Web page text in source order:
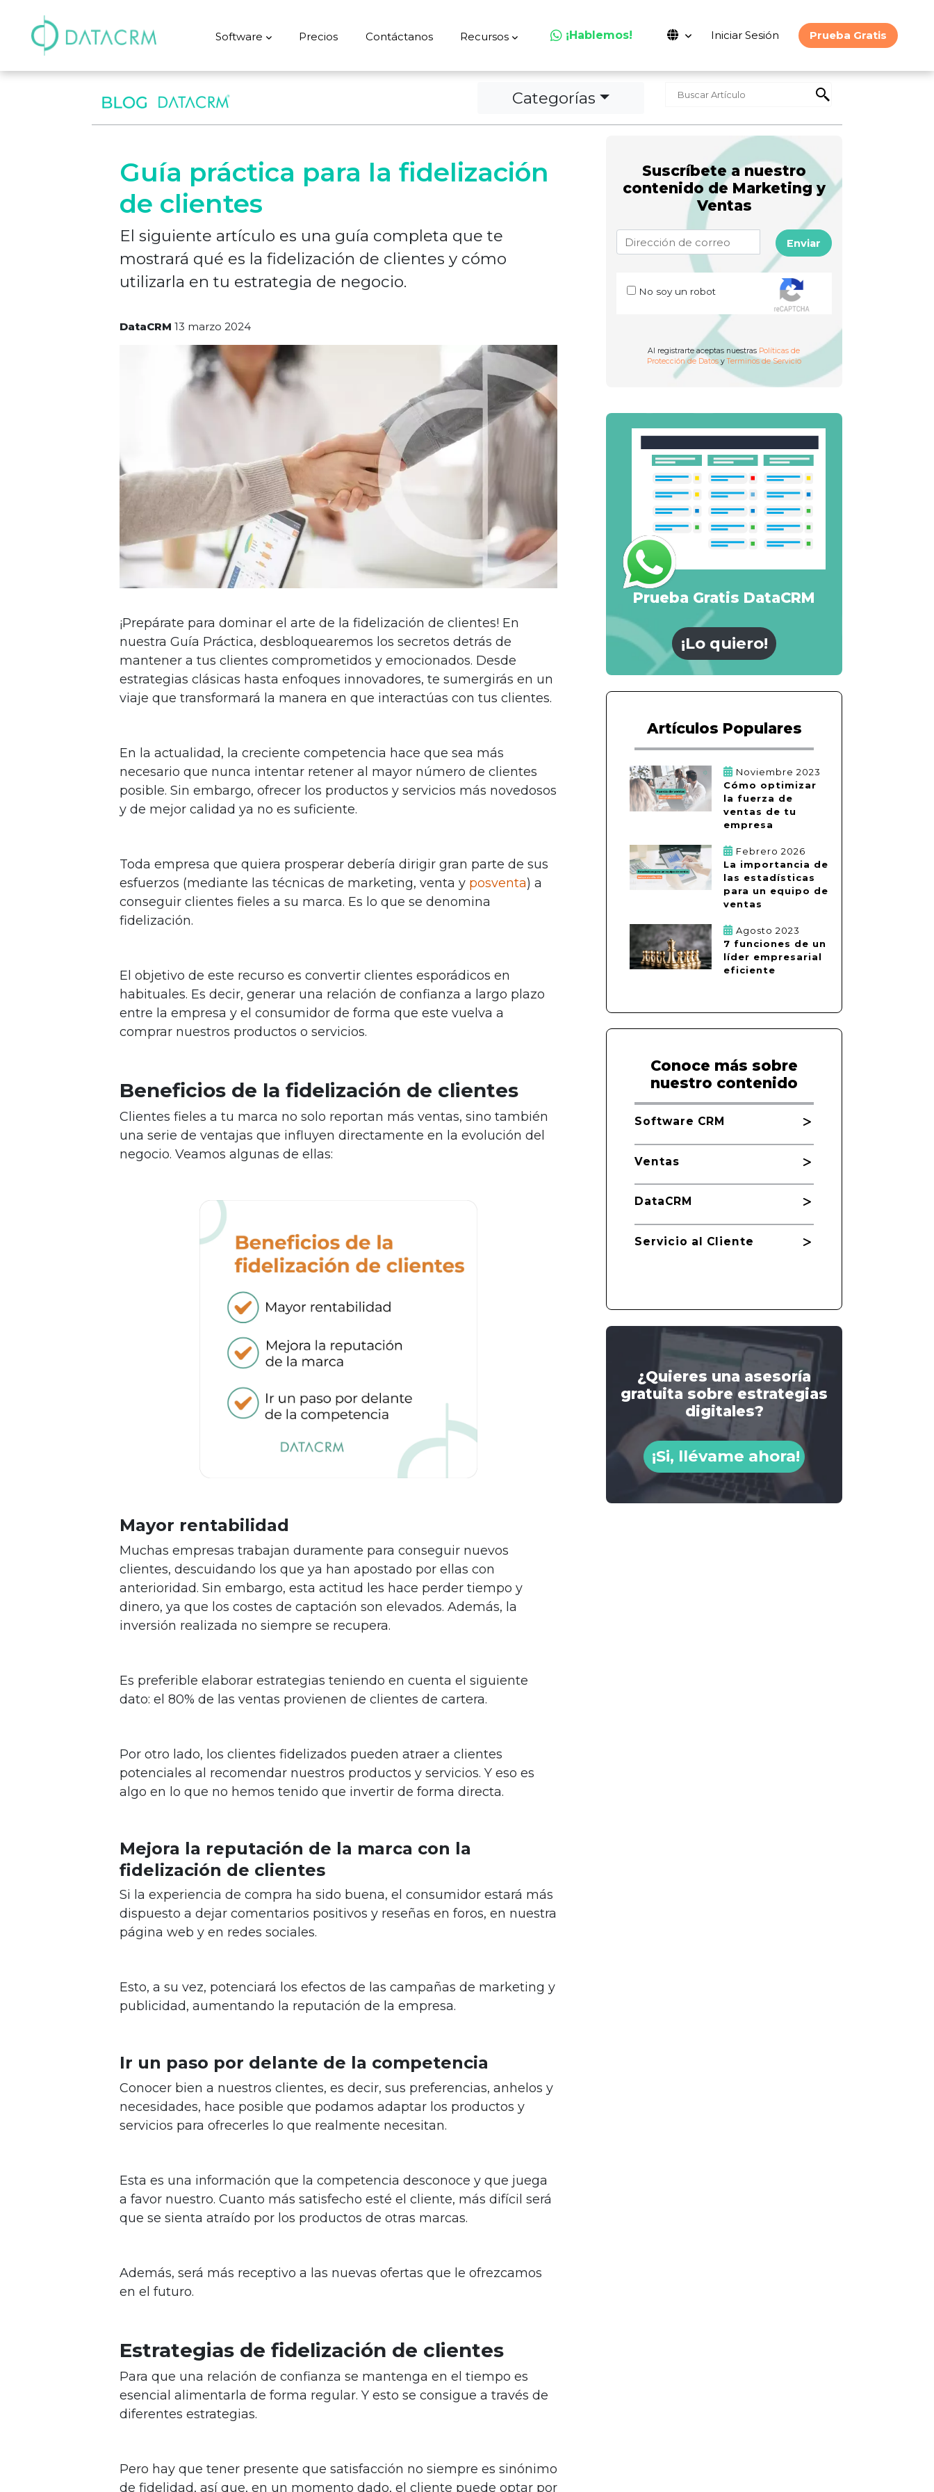
Software Precios Contáctanos Recursos ¡Hablemos! Iniciar Sesión Prueba Gratis
Categorías
Guía práctica para la fidelización
de clientes
El siguiente artículo es una guía completa que te
mostrará qué es la fidelización de clientes y cómo
utilizarla en tu estrategia de negocio.
DataCRM 13 marzo 2024
¡Prepárate para dominar el arte de la fidelización de clientes! En
nuestra Guía Práctica, desbloquearemos los secretos detrás de
mantener a tus clientes comprometidos y emocionados. Desde
estrategias clásicas hasta enfoques innovadores, te sumergirás en un
viaje que transformará la manera en que interactúas con tus clientes.
En la actualidad, la creciente competencia hace que sea más
necesario que nunca intentar retener al mayor número de clientes
posible. Sin embargo, ofrecer los productos y servicios más novedosos
y de mejor calidad ya no es suficiente.
Toda empresa que quiera prosperar debería dirigir gran parte de sus
esfuerzos (mediante las técnicas de marketing, venta y posventa) a
conseguir clientes fieles a su marca. Es lo que se denomina
fidelización.
El objetivo de este recurso es convertir clientes esporádicos en
habituales. Es decir, generar una relación de confianza a largo plazo
entre la empresa y el consumidor de forma que este vuelva a
comprar nuestros productos o servicios.
Beneficios de la fidelización de clientes
Clientes fieles a tu marca no solo reportan más ventas, sino también
una serie de ventajas que influyen directamente en la evolución del
negocio. Veamos algunas de ellas:
Mayor rentabilidad
Muchas empresas trabajan duramente para conseguir nuevos
clientes, descuidando los que ya han apostado por ellas con
anterioridad. Sin embargo, esta actitud les hace perder tiempo y
dinero, ya que los costes de captación son elevados. Además, la
inversión realizada no siempre se recupera.
Es preferible elaborar estrategias teniendo en cuenta el siguiente
dato: el 80% de las ventas provienen de clientes de cartera.
Por otro lado, los clientes fidelizados pueden atraer a clientes
potenciales al recomendar nuestros productos y servicios. Y eso es
algo en lo que no hemos tenido que invertir de forma directa.
Mejora la reputación de la marca con la
fidelización de clientes
Si la experiencia de compra ha sido buena, el consumidor estará más
dispuesto a dejar comentarios positivos y reseñas en foros, en nuestra
página web y en redes sociales.
Esto, a su vez, potenciará los efectos de las campañas de marketing y
publicidad, aumentando la reputación de la empresa.
Ir un paso por delante de la competencia
Conocer bien a nuestros clientes, es decir, sus preferencias, anhelos y
necesidades, hace posible que podamos adaptar los productos y
servicios para ofrecerles lo que realmente necesitan.
Esta es una información que la competencia desconoce y que juega
a favor nuestro. Cuanto más satisfecho esté el cliente, más difícil será
que se sienta atraído por los productos de otras marcas.
Además, será más receptivo a las nuevas ofertas que le ofrezcamos
en el futuro.
Estrategias de fidelización de clientes
Para que una relación de confianza se mantenga en el tiempo es
esencial alimentarla de forma regular. Y esto se consigue a través de
diferentes estrategias.
Pero hay que tener presente que satisfacción no siempre es sinónimo
de fidelidad, así que, en un momento dado, el cliente puede optar por
Suscríbete a nuestro
contenido de Marketing y
Ventas
Enviar
No soy un robot
Al registrarte aceptas nuestras Políticas de
Protección de Datos yTerminos de Servicio
Prueba Gratis DataCRM
¡Lo quiero!
Artículos Populares
Noviembre 2023
Cómo optimizar
la fuerza de
ventas de tu
empresa
Febrero 2026
La importancia de
las estadísticas
para un equipo de
ventas
Agosto 2023
7 funciones de un
líder empresarial
eficiente
Conoce más sobre
nuestro contenido
Software CRM
Ventas
DataCRM
Servicio al Cliente
¿Quieres una asesoría
gratuita sobre estrategias
digitales?
¡Si, llévame ahora!